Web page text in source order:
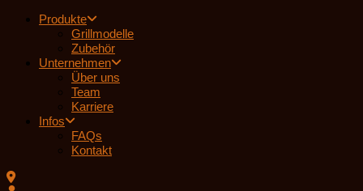
Produkte
Grillmodelle
Zubehör
Unternehmen
Über uns
Team
Karriere
Infos
FAQs
Kontakt